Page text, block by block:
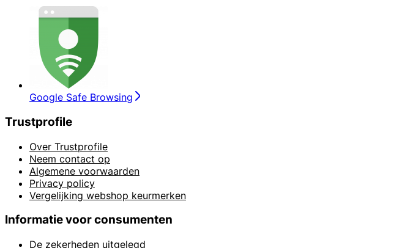
Google Safe Browsing
Trustprofile
Over Trustprofile
Neem contact op
Algemene voorwaarden
Privacy policy
Vergelijking webshop keurmerken
Informatie voor consumenten
De zekerheden uitgelegd